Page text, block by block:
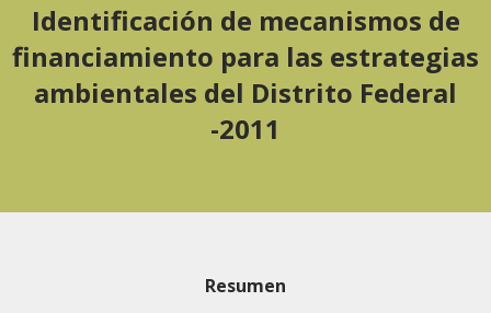
Identificación de mecanismos de
financiamiento para las estrategias
ambientales del Distrito Federal
-2011
Resumen